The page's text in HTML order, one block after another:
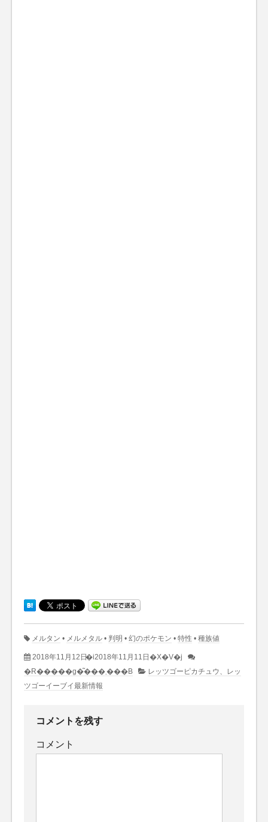
メルタン • メルメタル • 判明 • 幻のポケモン • 特性 • 種族値
2018年11月12日�i2018年11月11日�X�V�j
�R�����g�͂���܂���B
レッツゴーピカチュウ、レッ
ツゴーイーブイ最新情報
コメントを残す
コメント